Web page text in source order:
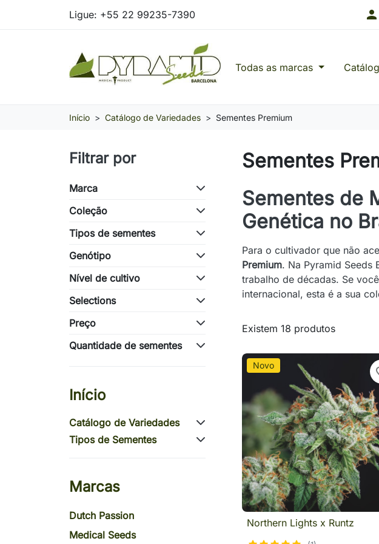
Ligue: +55 22 99235-7390 
Pyramid Seeds Brasil: O Seu Banco de Seeds de Confiança
Todas as marcas
Início Catálogo de Variedades Sementes Premium
Filtrar por
Marca
Coleção
Tipos de sementes
Genótipo
Nível de cultivo
Selections
Preço
Quantidade de sementes
Início
Catálogo de Variedades
Tipos de Sementes
Marcas
Dutch Passion
Medical Seeds
Sementes
Sementes de
Genética no
Para o cultivador que não
Premium. Na Pyramid Seeds
trabalho de décadas. Se
internacional, esta é a sua
Existem 18 produtos
Novo
 Visualização rápida
Northern Lights x Runtz